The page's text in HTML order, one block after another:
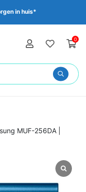
in huis*
0
MUF-256DA |